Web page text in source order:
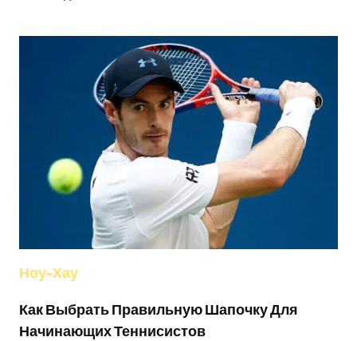
РАЗНИЦУ
МЕЖДУ
ШАПКАМИ
ДЛЯ
ЭЛЕКТРОННОЙ
КОММЕРЦИИ
ШАПКАМИ
ДЛЯ
РОЗНИЧНЫХ
МАГАЗИНОВ?
Ноу-Хау
Как Выбрать Правильную Шапочку Для
Начинающих Теннисистов